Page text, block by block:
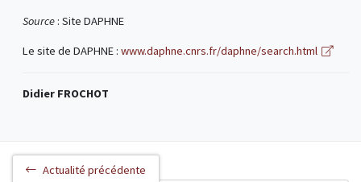
Source: Site DAPHNE
Le site de DAPHNE : www.daphne.cnrs.fr/daphne/search.html
Didier FROCHOT
Actualité précédente